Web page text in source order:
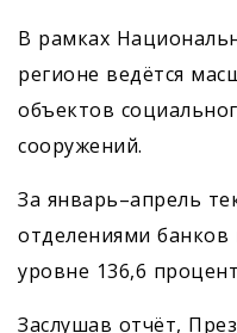
В рамках
регионе ведётся
объектов
сооружений.
За январь–апрель
отделениями
уровне 136,6
Заслушав отчёт,